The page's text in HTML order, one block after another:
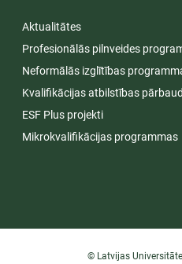
Aktualitātes
Profesionālās pilnveides
Neformālās izglītības
Kvalifikācijas atbilstības
ESF Plus projekti
Mikrokvalifikācijas programmas
© Latvijas